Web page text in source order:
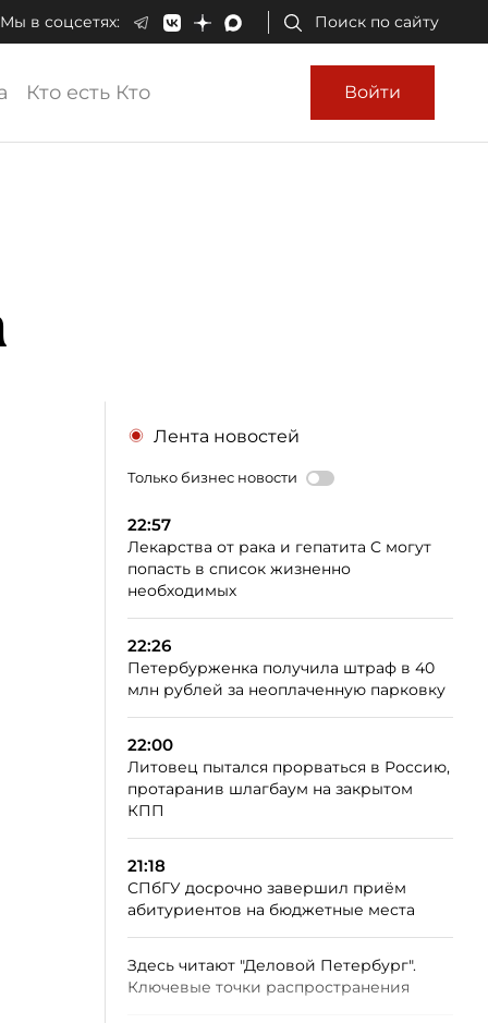
Мы в соцсетях: Поиск по сайту
Кто есть Кто Войти
Лента новостей
Только бизнес новости
22:57
Лекарства от рака и гепатита C могут
попасть в список жизненно
необходимых
22:26
Петербурженка получила штраф в 40
млн рублей за неоплаченную парковку
22:00
Литовец пытался прорваться в Россию,
протаранив шлагбаум на закрытом
КПП
21:18
СПбГУ досрочно завершил приём
абитуриентов на бюджетные места
Здесь читают "Деловой Петербург".
Ключевые точки распространения